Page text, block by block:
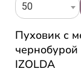
50
Пуховик с
IZOLDA